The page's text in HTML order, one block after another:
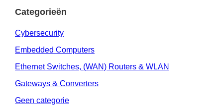
Categorieën
Cybersecurity
Embedded Computers
Ethernet Switches, (WAN) Routers & WLAN
Gateways & Converters
Geen categorie